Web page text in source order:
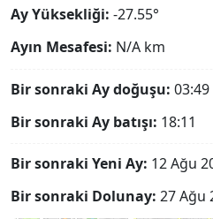
Ay Yüksekliği: -27.55°
Ayın Mesafesi: N/A km
Bir sonraki Ay doğuşu: 03:49
Bir sonraki Ay batışı: 18:11
Bir sonraki Yeni Ay: 12 Ağu
Bir sonraki Dolunay: 27 Ağu